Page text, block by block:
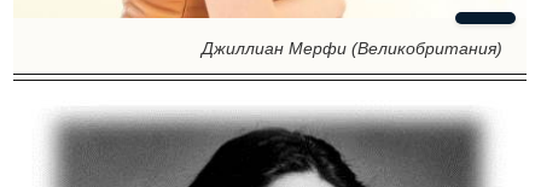
Джиллиан Мерфи (Великобритания)